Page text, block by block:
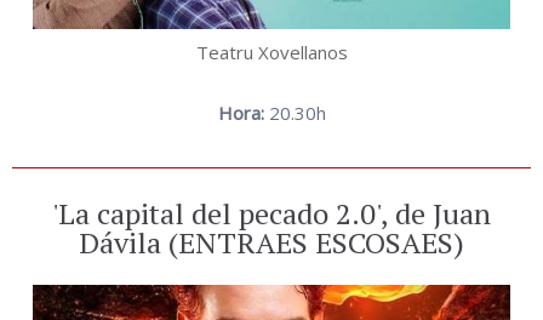
Teatru Xovellanos
Hora:20.30h
'La capital del pecado 2.0', de Juan
Dávila (ENTRAES ESCOSAES)